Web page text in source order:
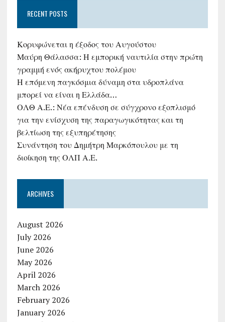
RECENT POSTS
Κορυφώνεται η έξοδος του Αυγούστου
Μαύρη Θάλασσα: Η εμπορική ναυτιλία στην πρώτη
γραμμή ενός ακήρυχτου πολέμου
Η επόμενη παγκόσμια δύναμη στα υδροπλάνα
μπορεί να είναι η Ελλάδα…
ΟΛΘ Α.Ε.: Νέα επένδυση σε σύγχρονο εξοπλισμό
για την ενίσχυση της παραγωγικότητας και τη
βελτίωση της εξυπηρέτησης
Συνάντηση του Δημήτρη Μαρκόπουλου με τη
διοίκηση της ΟΛΠ Α.Ε.
ARCHIVES
August 2026
July 2026
June 2026
May 2026
April 2026
March 2026
February 2026
January 2026